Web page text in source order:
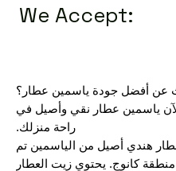
We Accept:
عن أفضل جودة ياسمين عطار؟
ياسمين عطار نقي وأصيل في
راحة منزلك.
هندي أصيل من الياسمين تم
كانوج. يحتوي زيت العطار